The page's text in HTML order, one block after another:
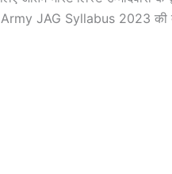
JAG Syllabus 2023 की